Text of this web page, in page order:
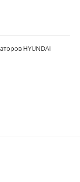
HYUNDAI